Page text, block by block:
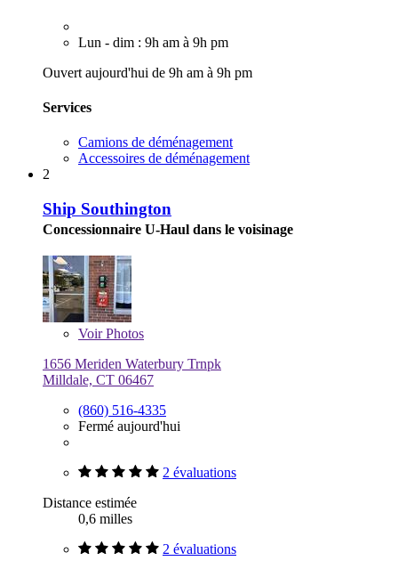
Lun - dim : 9h am à 9h pm
Ouvert aujourd'hui de 9h am à 9h pm
Services
Camions de déménagement
Accessoires de déménagement
2
Ship Southington
Concessionnaire U-Haul dans le voisinage
VoirPhotos
1656 Meriden Waterbury Trnpk
Milldale, CT 06467
(860) 516-4335
Fermé aujourd'hui
2 évaluations
Distance estimée
0,6 milles
2 évaluations